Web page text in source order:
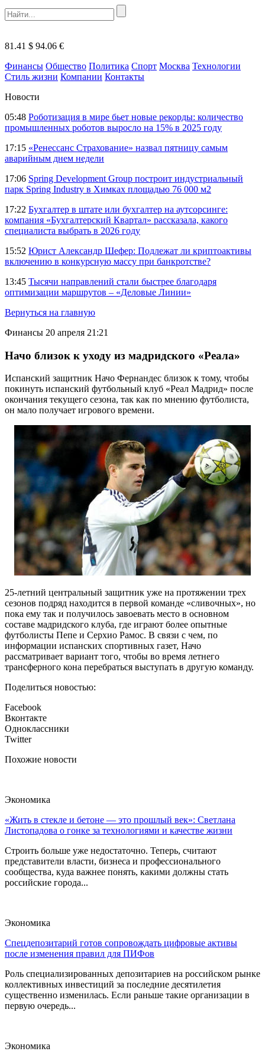
81.41 $ 94.06 €
Финансы Общество Политика Спорт Москва Технологии
Стиль жизни Компании Контакты
Новости
05:48 Роботизация в мире бьет новые рекорды: количество
промышленных роботов выросло на 15% в 2025 году
17:15 «Ренессанс Страхование» назвал пятницу самым
аварийным днем недели
17:06 Spring Development Group построит индустриальный
парк Spring Industry в Химках площадью 76 000 м2
17:22 Бухгалтер в штате или бухгалтер на аутсорсинге:
компания «Бухгалтерский Квартал» рассказала, какого
специалиста выбрать в 2026 году
15:52 Юрист Александр Шефер: Подлежат ли криптоактивы
включению в конкурсную массу при банкротстве?
13:45 Тысячи направлений стали быстрее благодаря
оптимизации маршрутов – «Деловые Линии»
Вернуться на главную
Финансы 20 апреля 21:21
Начо близок к уходу из мадридского «Реала»
Испанский защитник Начо Фернандес близок к тому, чтобы
покинуть испанский футбольный клуб «Реал Мадрид» после
окончания текущего сезона, так как по мнению футболиста,
он мало получает игрового времени.
25-летний центральный защитник уже на протяжении трех
сезонов подряд находится в первой команде «сливочных», но
пока ему так и получилось завоевать место в основном
составе мадридского клуба, где играют более опытные
футболисты Пепе и Серхио Рамос. В связи с чем, по
информации испанских спортивных газет, Начо
рассматривает вариант того, чтобы во время летнего
трансферного кона перебраться выступать в другую команду.
Поделиться новостью:
Facebook
Вконтакте
Одноклассники
Twitter
Похожие новости
Экономика
«Жить в стекле и бетоне — это прошлый век»: Светлана
Листопадова о гонке за технологиями и качестве жизни
Строить больше уже недостаточно. Теперь, считают
представители власти, бизнеса и профессионального
сообщества, куда важнее понять, какими должны стать
российские города...
Экономика
Спецдепозитарий готов сопровождать цифровые активы
после изменения правил для ПИФов
Роль специализированных депозитариев на российском рынке
коллективных инвестиций за последние десятилетия
существенно изменилась. Если раньше такие организации в
первую очередь...
Экономика